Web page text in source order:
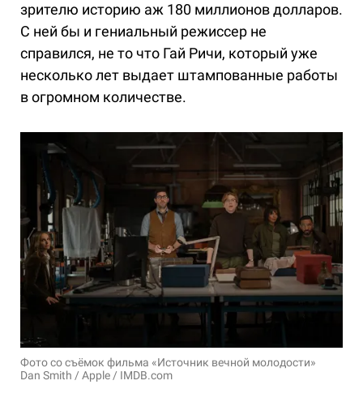
зрителю историю аж 180 миллионов долларов.
С ней бы и гениальный режиссер не
справился, не то что Гай Ричи, который уже
несколько лет выдает штампованные работы
в огромном количестве.
Фото со съёмок фильма «Источник вечной молодости»
Dan Smith / Apple / IMDB.com